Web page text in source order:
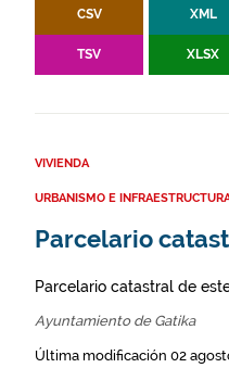
CSV XML
TSV XLSX
VIVIENDA
URBANISMO E
Parcelario
Parcelario catastral de
Ayuntamiento de Gatika
Última modificación 02